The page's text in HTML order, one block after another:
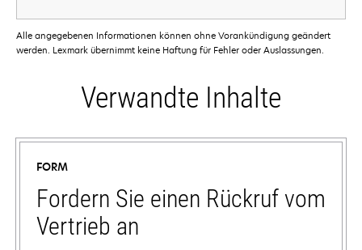
Alle angegebenen Informationen können ohne Vorankündigung geändert
werden. Lexmark übernimmt keine Haftung für Fehler oder Auslassungen.
Verwandte Inhalte
FORM
Fordern Sie einen Rückruf vom
Vertrieb an